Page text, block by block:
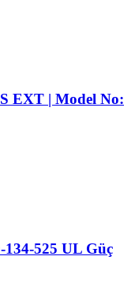
EXT | Model No:
525 UL Güç